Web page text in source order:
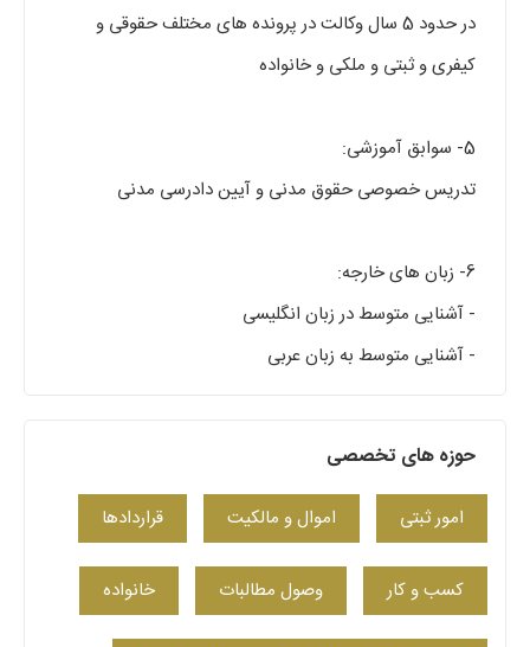
در حدود 5 سال وکالت در پرونده های مختلف حقوقی و
کیفری و ثبتی و ملکی و خانواده
5- سوابق آموزشی:
تدریس خصوصی حقوق مدنی و آیین دادرسی مدنی
6- زبان های خارجه:
- آشنایی متوسط در زبان انگلیسی
- آشنایی متوسط به زبان‌ عربی
حوزه های تخصصی
امور ثبتی اموال و مالکیت قراردادها
کسب‌ و کار وصول مطالبات خانواده